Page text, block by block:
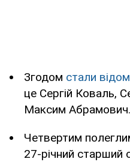
Згодом стали
це Сергій Коваль,
Максим Абрамович.
Четвертим
27-річний старший